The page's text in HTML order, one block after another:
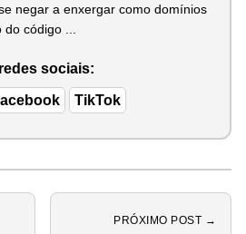
negar a enxergar como domínios
código ...
sociais:
TikTok
PRÓXIMO POST →